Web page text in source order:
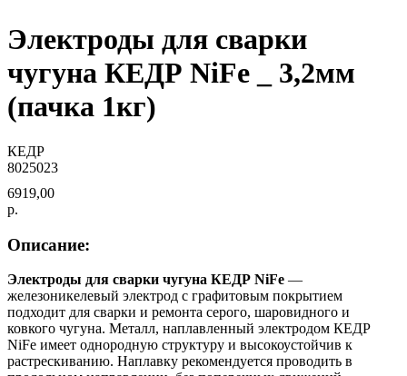
Электроды для сварки
чугуна КЕДР NiFe _ 3,2мм
(пачка 1кг)
КЕДР
8025023
6919,00
р.
Описание:
Электроды для сварки чугуна КЕДР NiFe —
железоникелевый электрод с графитовым покрытием
подходит для сварки и ремонта серого, шаровидного и
ковкого чугуна. Металл, наплавленный электродом КЕДР
NiFe имеет однородную структуру и высокоустойчив к
растрескиванию. Наплавку рекомендуется проводить в